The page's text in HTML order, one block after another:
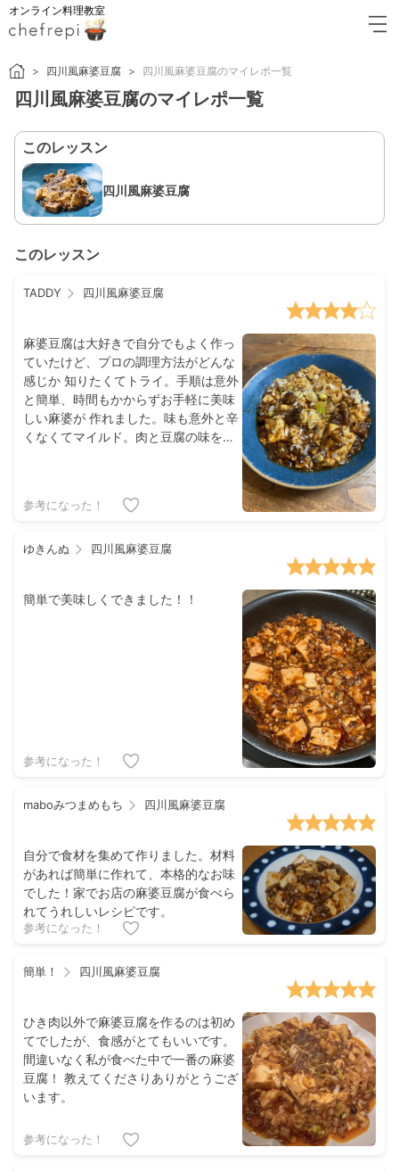
オンライン料理教室
四川風麻婆豆腐 四川風麻婆豆腐のマイレポ一覧
四川風麻婆豆腐のマイレポ一覧
このレッスン
四川風麻婆豆腐
このレッスン
TADDY 四川風麻婆豆腐
麻婆豆腐は大好きで自分でもよく作っ
ていたけど、プロの調理方法がどんな
感じか 知りたくてトライ。手順は意外
と簡単、時間もかからずお手軽に美味
しい麻婆が 作れました。味も意外と辛
くなくてマイルド。肉と豆腐の味をよ
参考になった！
ゆきんぬ 四川風麻婆豆腐
簡単で美味しくできました！！
参考になった！
maboみつまめもち 四川風麻婆豆腐
自分で食材を集めて作りました。材料
があれば簡単に作れて、本格的なお味
でした！家でお店の麻婆豆腐が食べら
れてうれしいレシピです。
参考になった！
簡単！ 四川風麻婆豆腐
ひき肉以外で麻婆豆腐を作るのは初め
てでしたが、食感がとてもいいです。
間違いなく私が食べた中で一番の麻婆
豆腐！ 教えてくださりありがとうござ
います。
参考になった！